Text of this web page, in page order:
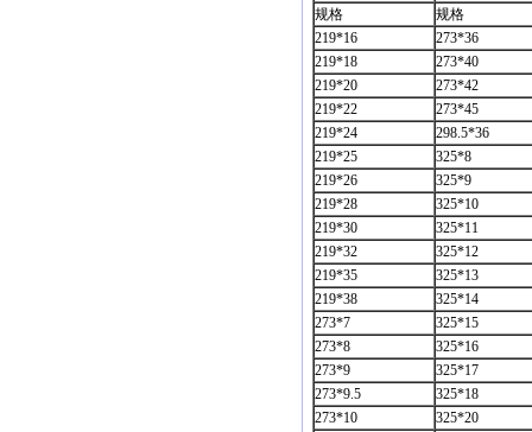
规格
规格
219*16
273*36
219*18
273*40
219*20
273*42
219*22
273*45
219*24
298.5*36
219*25
325*8
219*26
325*9
219*28
325*10
219*30
325*11
219*32
325*12
219*35
325*13
219*38
325*14
273*7
325*15
273*8
325*16
273*9
325*17
273*9.5
325*18
273*10
325*20